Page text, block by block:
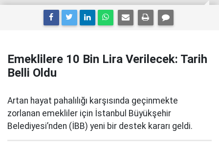
Emeklilere 10 Bin Lira Verilecek: Tarih
Belli Oldu
Artan hayat pahalılığı karşısında geçinmekte
zorlanan emekliler için İstanbul Büyükşehir
Belediyesi’nden (İBB) yeni bir destek kararı geldi.